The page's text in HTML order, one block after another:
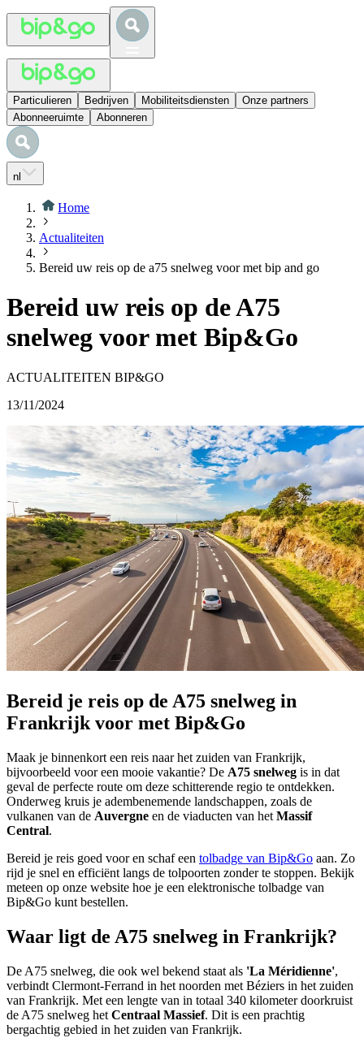
Particulieren Bedrijven Mobiliteitsdiensten
Onze partners
Abonneeruimte
Abonneren
nl
Home
Actualiteiten
Bereid uw reis op de a75 snelweg voor met bip and go
Bereid uw reis op de A75
snelweg voor met Bip&Go
ACTUALITEITEN BIP&GO
13/11/2024
Bereid je reis op de A75 snelweg in
Frankrijk voor met Bip&Go
Maak je binnenkort een reis naar het zuiden van Frankrijk,
bijvoorbeeld voor een mooie vakantie? De A75 snelweg is in dat
geval de perfecte route om deze schitterende regio te ontdekken.
Onderweg kruis je adembenemende landschappen, zoals de
vulkanen van de Auvergne en de viaducten van het Massif
Central.
Bereid je reis goed voor en schaf een tolbadge van Bip&Go aan. Zo
rijd je snel en efficiënt langs de tolpoorten zonder te stoppen. Bekijk
meteen op onze website hoe je een elektronische tolbadge van
Bip&Go kunt bestellen.
Waar ligt de A75 snelweg in Frankrijk?
De A75 snelweg, die ook wel bekend staat als 'La Méridienne',
verbindt Clermont-Ferrand in het noorden met Béziers in het zuiden
van Frankrijk. Met een lengte van in totaal 340 kilometer doorkruist
de A75 snelweg het Centraal Massief. Dit is een prachtig
bergachtig gebied in het zuiden van Frankrijk.